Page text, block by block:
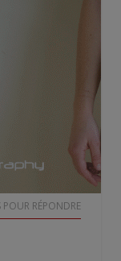
RÉPONDRE